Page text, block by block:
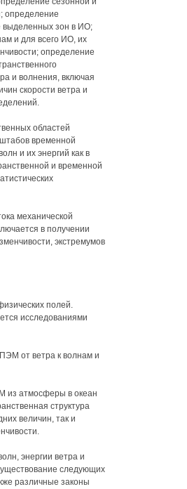
определение
выделенных зон в ИО;
и для всего ИО, их
определение
и волнения, включая
скорости ветра и
областей
временной
и их энергий как в
и временной
механической
в получении
экстремумов
полей.
исследованиями
от ветра к волнам и
из атмосферы в океан
структура
величин, так и
энергии ветра и
следующих
различные законы